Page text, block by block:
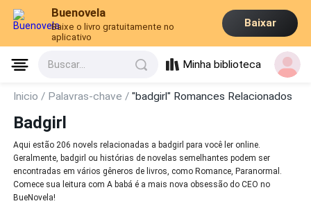
Buenovela
Baixe o livro gratuitamente no
aplicativo
Baixar
Buscar... Minha biblioteca
Inicio / Palavras-chave /"badgirl" Romances Relacionados
Badgirl
Aqui estão 206 novels relacionadas a badgirl para você ler online.
Geralmente, badgirl ou histórias de novelas semelhantes podem ser
encontradas em vários gêneros de livros, como Romance, Paranormal.
Comece sua leitura com A babá é a mais nova obsessão do CEO no
BueNovela!